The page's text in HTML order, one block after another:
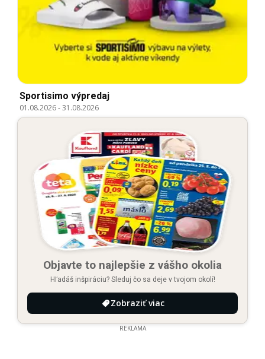
Sportisimo výpredaj
01.08.2026-31.08.2026
Objavte to najlepšie z vášho okolia
Hľadáš inšpiráciu? Sleduj čo sa deje v tvojom okolí!
Zobraziť viac
REKLAMA